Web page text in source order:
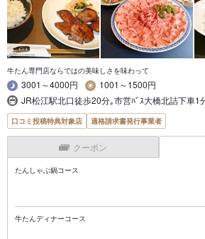
牛たん専門店ならではの美味しさを味わって
3001～4000円
1001～1500円
JR松江駅北口徒歩20分｡市営ﾊﾞｽ大橋北詰下車1
口コミ投稿特典対象店 適格請求書発行事業者
クーポン
たんしゃぶ鍋コース
牛たんディナーコース